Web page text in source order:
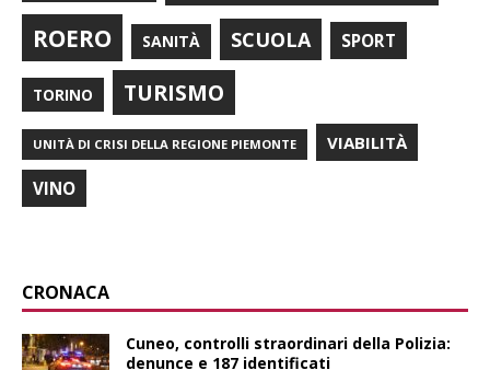
ROERO SANITÀ SCUOLA SPORT
TORINO TURISMO
UNITÀ DI CRISI DELLA REGIONE PIEMONTE VIABILITÀ
VINO
CRONACA
Cuneo, controlli straordinari della Polizia:
denunce e 187 identificati